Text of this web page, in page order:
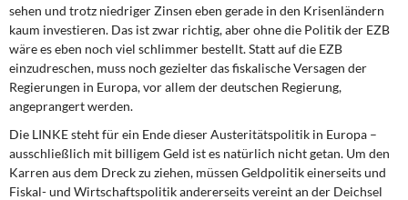
sehen und trotz niedriger Zinsen eben gerade in den Krisenländern
kaum investieren. Das ist zwar richtig, aber ohne die Politik der EZB
wäre es eben noch viel schlimmer bestellt. Statt auf die EZB
einzudreschen, muss noch gezielter das fiskalische Versagen der
Regierungen in Europa, vor allem der deutschen Regierung,
angeprangert werden.
Die LINKE steht für ein Ende dieser Austeritätspolitik in Europa –
ausschließlich mit billigem Geld ist es natürlich nicht getan. Um den
Karren aus dem Dreck zu ziehen, müssen Geldpolitik einerseits und
Fiskal- und Wirtschaftspolitik andererseits vereint an der Deichsel